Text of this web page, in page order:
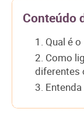
Conteúdo
1. Qual é
2. Como
diferentes
3. Entenda